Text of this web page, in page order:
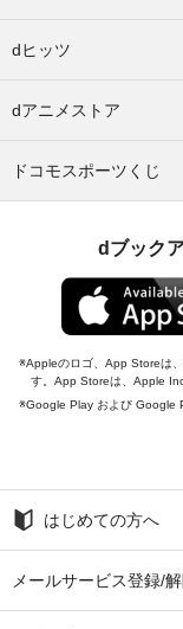
dヒッツ
dアニメストア
ドコモスポーツくじ
dブック
Appleのロゴ、App Storeは
す。App Storeは、Apple
Google Play および Google
はじめての方へ
メールサービス登録/